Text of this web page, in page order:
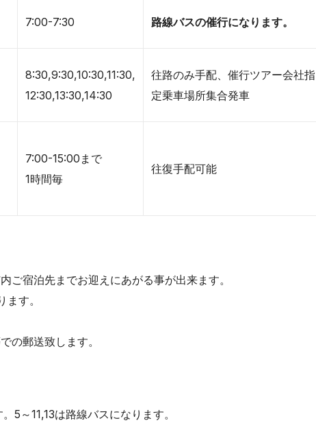
7:00-7:30 路線バスの催行になります。
8:30,9:30,10:30,11:30,
12:30,13:30,14:30
往路のみ手配、催行ツアー会社指
定乗車場所集合発車
7:00-15:00まで
1時間毎
往復手配可能
ご宿泊先までお迎えにあがる事が出来ます。
す。
の郵送致します。
5～11,13は路線バスになります。